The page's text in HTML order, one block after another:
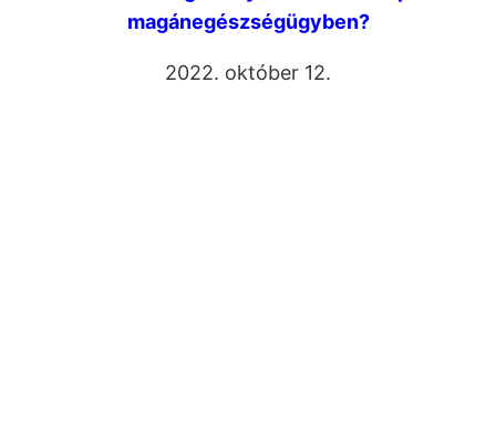
magánegészségügyben?
2022. október 12.